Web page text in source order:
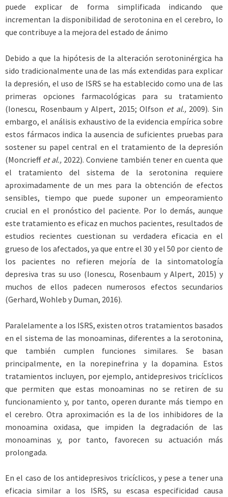
puede explicar de forma simplificada indicando que
incrementan la disponibilidad de serotonina en el cerebro, lo
que contribuye a la mejora del estado de ánimo
Debido a que la hipótesis de la alteración serotoninérgica ha
sido tradicionalmente una de las más extendidas para explicar
la depresión, el uso de ISRS se ha establecido como una de las
primeras opciones farmacológicas para su tratamiento
(Ionescu, Rosenbaum y Alpert, 2015; Olfson et al.,2009). Sin
embargo, el análisis exhaustivo de la evidencia empírica sobre
estos fármacos indica la ausencia de suficientes pruebas para
sostener su papel central en el tratamiento de la depresión
(Moncrieff et al., 2022). Conviene también tener en cuenta que
el tratamiento del sistema de la serotonina requiere
aproximadamente de un mes para la obtención de efectos
sensibles, tiempo que puede suponer un empeoramiento
crucial en el pronóstico del paciente. Por lo demás, aunque
este tratamiento es eficaz en muchos pacientes, resultados de
estudios recientes cuestionan su verdadera eficacia en el
grueso de los afectados, ya que entre el 30 y el 50 por ciento de
los pacientes no refieren mejoría de la sintomatología
depresiva tras su uso (Ionescu, Rosenbaum y Alpert, 2015) y
muchos de ellos padecen numerosos efectos secundarios
(Gerhard, Wohleb y Duman, 2016).
Paralelamente a los ISRS, existen otros tratamientos basados
en el sistema de las monoaminas, diferentes a la serotonina,
que también cumplen funciones similares. Se basan
principalmente, en la norepinefrina y la dopamina. Estos
tratamientos incluyen, por ejemplo, antidepresivos tricíclicos
que permiten que estas monoaminas no se retiren de su
funcionamiento y, por tanto, operen durante más tiempo en
el cerebro. Otra aproximación es la de los inhibidores de la
monoamina oxidasa, que impiden la degradación de las
monoaminas y, por tanto, favorecen su actuación más
prolongada.
En el caso de los antidepresivos tricíclicos, y pese a tener una
eficacia similar a los ISRS, su escasa especificidad causa